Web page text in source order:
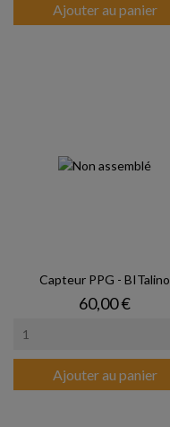
Ajouter au panier
Capteur PPG - BITalino
Prix
60,00 €
Ajouter au panier